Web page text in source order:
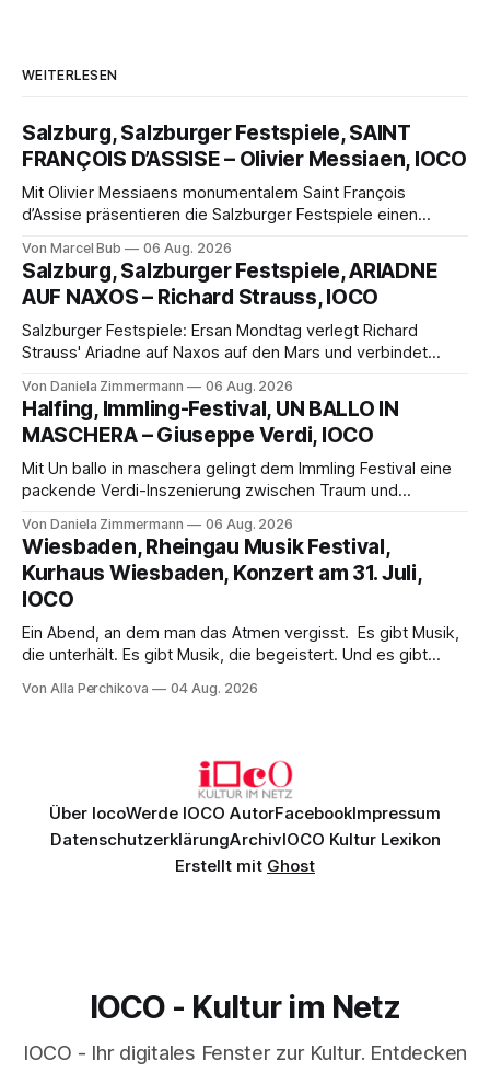
WEITERLESEN
Salzburg, Salzburger Festspiele, SAINT
FRANÇOIS D’ASSISE – Olivier Messiaen, IOCO
Mit Olivier Messiaens monumentalem Saint François
d’Assise präsentieren die Salzburger Festspiele einen
eine bildgewaltige Inszenierung, Maxime Pascal entfaltet
die komplexe Partitur eindrucksvoll, Philippe Sly berührt als
Franziskus.
Von Marcel Bub 06 Aug. 2026
Salzburg, Salzburger Festspiele, ARIADNE
AUF NAXOS – Richard Strauss, IOCO
Salzburger Festspiele: Ersan Mondtag verlegt Richard
Strauss' Ariadne auf Naxos auf den Mars und verbindet
Aufführung mit starken Solisten und den Wiener
Philharmonikern, szenisch bleibt der zweite Akt jedoch
hinter den Erwartungen zurück.
Von Daniela Zimmermann 06 Aug. 2026
Halfing, Immling-Festival, UN BALLO IN
MASCHERA – Giuseppe Verdi, IOCO
Mit Un ballo in maschera gelingt dem Immling Festival eine
packende Verdi-Inszenierung zwischen Traum und
psychologische Tiefe mit starken Bildern, getragen von
einem spielfreudigen Ensemble und einer musikalisch
überzeugenden Gesamtleistung.
Von Daniela Zimmermann 06 Aug. 2026
Wiesbaden, Rheingau Musik Festival,
Kurhaus Wiesbaden, Konzert am 31. Juli,
IOCO
Ein Abend, an dem man das Atmen vergisst. Es gibt Musik,
die unterhält. Es gibt Musik, die begeistert. Und es gibt
Genau so war der Abend im Kurhaus Wiesbaden, an dem
Von Alla Perchikova 04 Aug. 2026
Über IocoWerde IOCO AutorFacebookImpressum
DatenschutzerklärungArchivIOCO Kultur Lexikon
Erstellt mit Ghost
IOCO - Kultur im Netz
IOCO - Ihr digitales Fenster zur Kultur. Entdecken